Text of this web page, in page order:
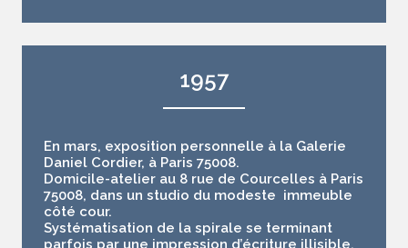
1957
En mars, exposition personnelle à la Galerie
Daniel Cordier, à Paris 75008.
Domicile-atelier au 8 rue de Courcelles à Paris
75008, dans un studio du modeste immeuble
côté cour.
Systématisation de la spirale se terminant
parfois par une impression d’écriture illisible.